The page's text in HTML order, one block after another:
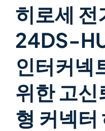
히로세
24DS-
인터커넥
위한 고
형 커넥터